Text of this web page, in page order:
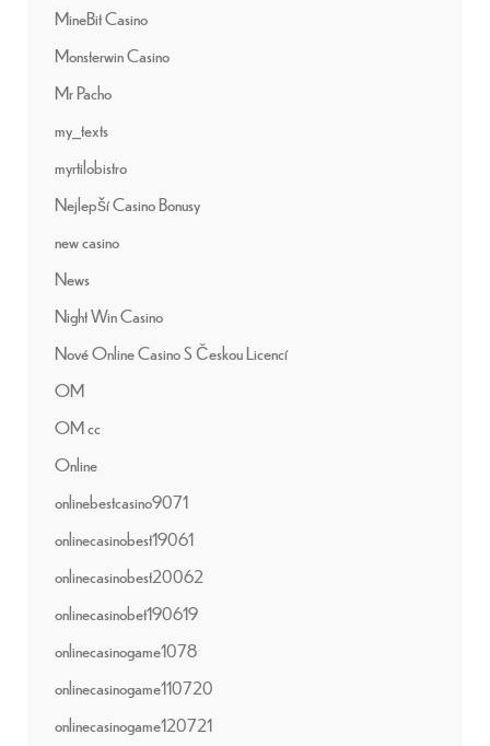
MineBit Casino
Monsterwin Casino
Mr Pacho
my_texts
myrtilobistro
Nejlepší Casino Bonusy
new casino
News
Night Win Casino
Nové Online Casino S Českou Licencí
OM
OM cc
Online
onlinebestcasino9071
onlinecasinobest19061
onlinecasinobest20062
onlinecasinobet190619
onlinecasinogame1078
onlinecasinogame110720
onlinecasinogame120721